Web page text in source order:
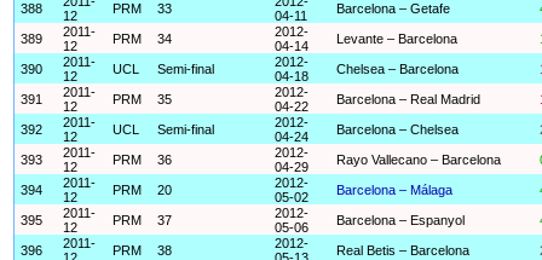
388
12
PRM 33
04-11
Barcelona – Getafe
389
2011-
12
PRM 34
2012-
04-14
Levante – Barcelona
390
2011-
12
UCL Semi-final
2012-
04-18
Chelsea – Barcelona
391
2011-
12
PRM 35
2012-
04-22
Barcelona – Real Madrid
392
2011-
12
UCL Semi-final
2012-
04-24
Barcelona – Chelsea
393
2011-
12
PRM 36
2012-
04-29
Rayo Vallecano – Barcelona
394
2011-
12
PRM 20
2012-
05-02
Barcelona – Málaga
395
2011-
12
PRM 37
2012-
05-06
Barcelona – Espanyol
396
2011-
PRM 38
2012-
Real Betis – Barcelona